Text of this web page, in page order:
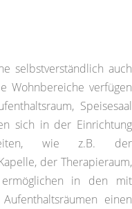
selbstverständlich auch
Wohnbereiche verfügen
Speisesaal
sich in der Einrichtung
wie z.B. der
der Therapieraum,
ermöglichen in den mit
einen